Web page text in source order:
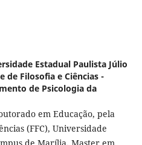
Estadual Paulista Júlio
de Filosofia e Ciências -
de Psicologia da
em Educação, pela
(FFC), Universidade